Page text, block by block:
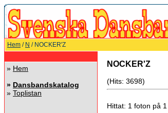
Hem / N / NOCKER'Z
» Hem
» Dansbandskatalog
» Toplistan
NOCKER'Z
(Hits: 3698)
Hittat: 1 foton på 1